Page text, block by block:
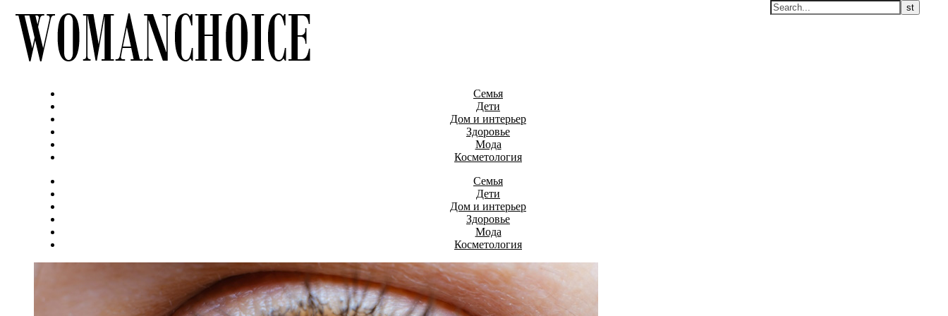
Семья
Дети
Дом и интерьер
Здоровье
Мода
Косметология
Семья
Дети
Дом и интерьер
Здоровье
Мода
Косметология